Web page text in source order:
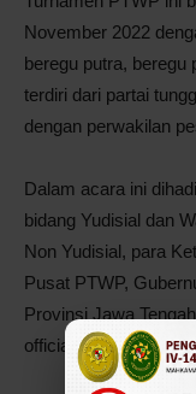
November 2022
beregu putra, beregu
terdiri dari partai
dengan perwakilan
Dalam acara ini
bidang Yudisial dan
Non Yudisial, para
Pusat PTWP,
Provinsi Jawa
official dari seluruh